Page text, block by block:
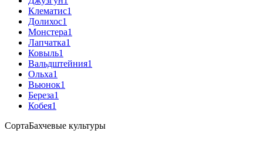
Клематис1
Долихос1
Монстера1
Лапчатка1
Ковыль1
Вальдштейния1
Ольха1
Вьюнок1
Береза1
Кобея1
СортаБахчевые культуры